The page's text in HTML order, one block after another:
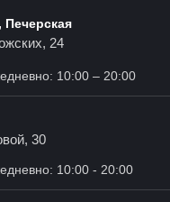
Печерская
24
10:00 – 20:00
30
10:00 - 20:00